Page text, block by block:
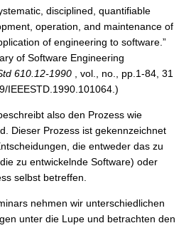
disciplined, quantifiable
operation, and maintenance of
of engineering to software.”
of Software Engineering
610.12-1990 , vol., no., pp.1-84, 31
IEEESTD.1990.101064.)
also den Prozess wie
Dieser Prozess ist gekennzeichnet
die entweder das zu
zu entwickelnde Software) oder
selbst betreffen.
nehmen wir unterschiedlichen
unter die Lupe und betrachten den